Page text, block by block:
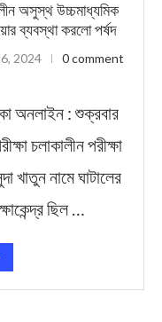
অসুস্থ উচ্চমাধ্যমিক
ব্যবস্থা করলো পর্ষদ
2024 0 comment
অনলাইন : শুক্রবার
চলাকালীন পরীক্ষা
খাতুন নামে ঘাটালের
ছিল …